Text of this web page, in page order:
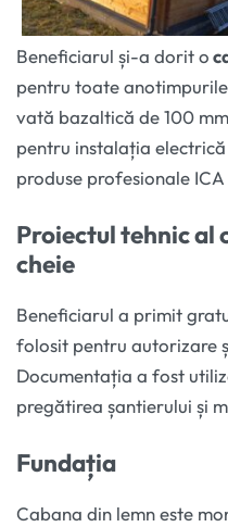
Beneficiarul și-a dorit o
pentru toate
vată bazaltică de 100
pentru instalația
produse profesionale
Proiectul tehnic al
cheie
Beneficiarul a primit
folosit pentru autorizare
Documentația a fost
pregătirea șantierului și
Fundația
Cabana din lemn este